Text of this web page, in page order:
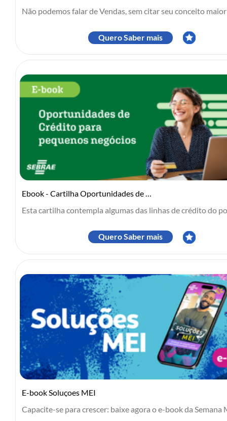
Não podemos falar de Vendas, sem citar seu conceito maior
Quero Saber mais
Ebook - Cartilha Oportunidades de Crédito para pequenos negócios
Esta cartilha contempla algumas das linhas de crédito do
Quero Saber mais
E-book Soluçoes MEI
Capacite-se para crescer: baixe agora o e-book da Semana